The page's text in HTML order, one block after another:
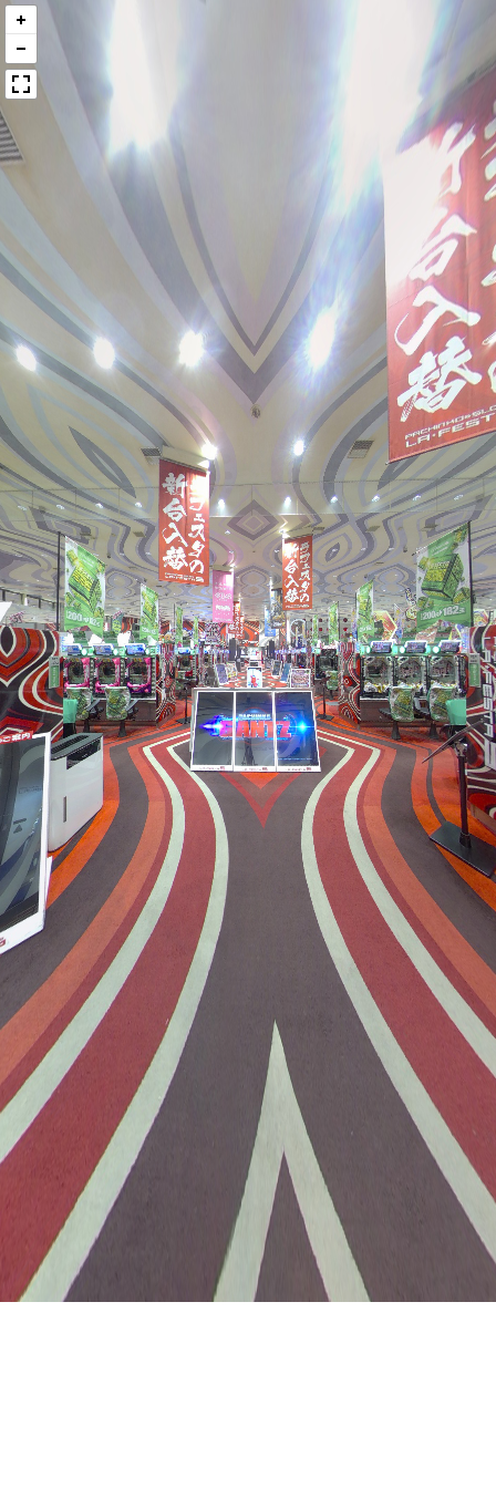
喜びと感動のその先へ。
お問い合わせ サイトマップ
店舗物件募集 プライバシーポリシー